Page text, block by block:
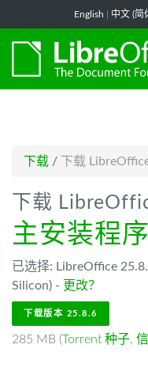
English 中文 (简
下载 / 下载
下载
主安装程序
已选择: LibreOffice
Silicon) - 更改？
下载版本 25.8.6
285 MB (Torrent 种子,